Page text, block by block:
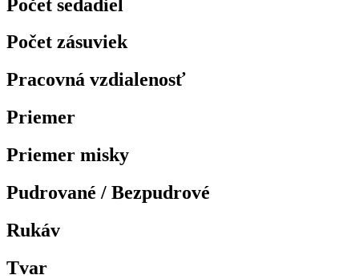
Počet sedadiel
Počet zásuviek
Pracovná vzdialenosť
Priemer
Priemer misky
Pudrované / Bezpudrové
Rukáv
Tvar